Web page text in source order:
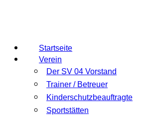
Startseite
Verein
Der SV 04 Vorstand
Trainer / Betreuer
Kinderschutzbeauftragte
Sportstätten